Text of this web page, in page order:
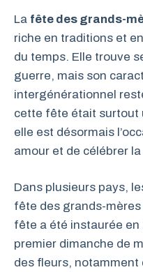
La fête des grands-
riche en traditions et
du temps. Elle trouve
guerre, mais son
intergénérationnel
cette fête était surtout
elle est désormais
amour et de célébrer
Dans plusieurs pays,
fête des grands-
fête a été instaurée en
premier dimanche de
des fleurs, notamment